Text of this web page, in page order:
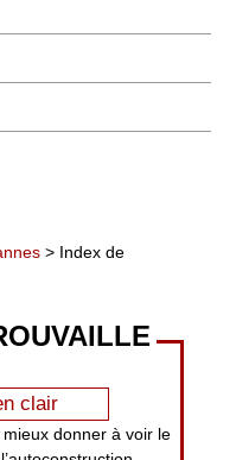
> Index de
clair
donner à voir le